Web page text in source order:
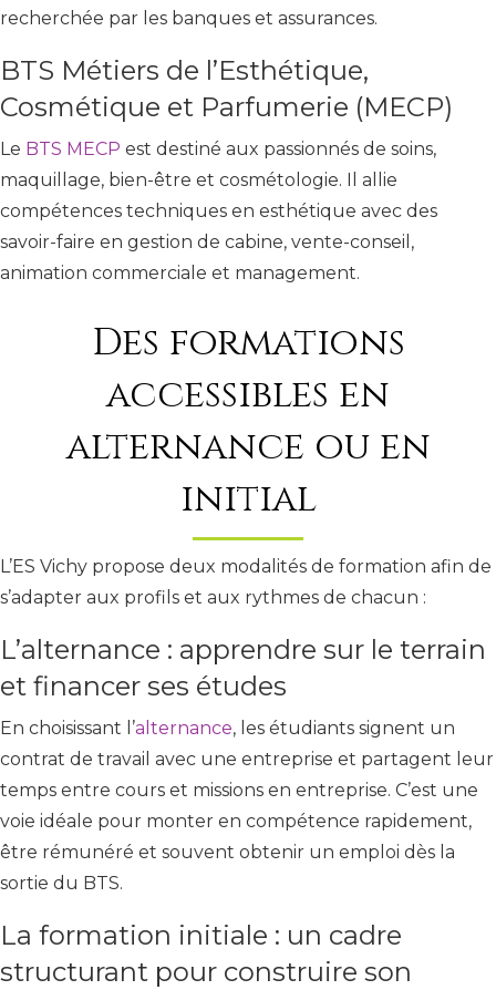
recherchée par les banques et assurances.
BTS Métiers de l’Esthétique,
Cosmétique et Parfumerie (MECP)
Le BTS MECP est destiné aux passionnés de soins,
maquillage, bien-être et cosmétologie. Il allie
compétences techniques en esthétique avec des
savoir-faire en gestion de cabine, vente-conseil,
animation commerciale et management.
Des formations
accessibles en
alternance ou en
initial
L’ES Vichy propose deux modalités de formation afin de
s’adapter aux profils et aux rythmes de chacun :
L’alternance : apprendre sur le terrain
et financer ses études
En choisissant l’alternance, les étudiants signent un
contrat de travail avec une entreprise et partagent leur
temps entre cours et missions en entreprise. C’est une
voie idéale pour monter en compétence rapidement,
être rémunéré et souvent obtenir un emploi dès la
sortie du BTS.
La formation initiale : un cadre
structurant pour construire son